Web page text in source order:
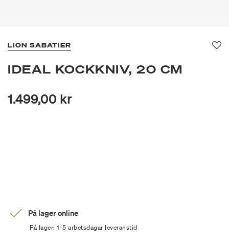
LION SABATIER
IDEAL KOCKKNIV, 20 CM
1.499,00 kr
På lager online
På lager: 1-5 arbetsdagar leveranstid